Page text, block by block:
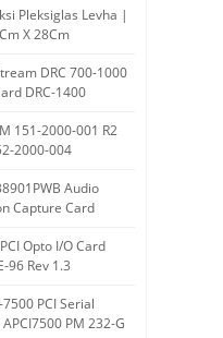
Pleksiglas Levha |
X 28Cm
DRC 700-1000
DRC-1400
151-2000-001 R2
2000-004
Audio
Capture Card
Opto I/O Card
96 Rev 1.3
PCI Serial
PM 232-G